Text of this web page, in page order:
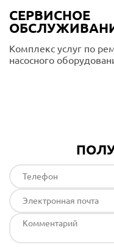
СЕРВИСНОЕ
Комплекс услуг по
насосного